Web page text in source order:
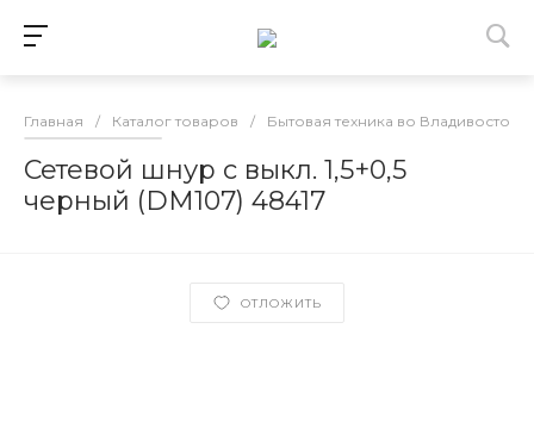
Главная / Каталог товаров / Бытовая техника во Владивостоке
Сетевой шнур с выкл. 1,5+0,5
черный (DM107) 48417
ОТЛОЖИТЬ